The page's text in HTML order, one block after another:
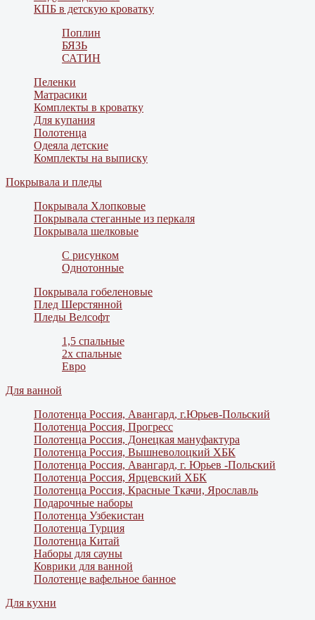
КПБ в детскую кроватку
Поплин
БЯЗЬ
САТИН
Пеленки
Матрасики
Комплекты в кроватку
Для купания
Полотенца
Одеяла детские
Комплекты на выписку
Покрывала и пледы
Покрывала Хлопковые
Покрывала стеганные из перкаля
Покрывала шелковые
С рисунком
Однотонные
Покрывала гобеленовые
Плед Шерстянной
Пледы Велсофт
1,5 спальные
2х спальные
Евро
Для ванной
Полотенца Россия, Авангард, г.Юрьев-Польский
Полотенца Россия, Прогресс
Полотенца Россия, Донецкая мануфактура
Полотенца Россия, Вышневолоцкий ХБК
Полотенца Россия, Авангард, г. Юрьев -Польский
Полотенца Россия, Ярцевский ХБК
Полотенца Россия, Красные Ткачи, Ярославль
Подарочные наборы
Полотенца Узбекистан
Полотенца Турция
Полотенца Китай
Наборы для сауны
Коврики для ванной
Полотенце вафельное банное
Для кухни